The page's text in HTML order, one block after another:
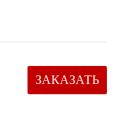
ЗАКАЗАТЬ